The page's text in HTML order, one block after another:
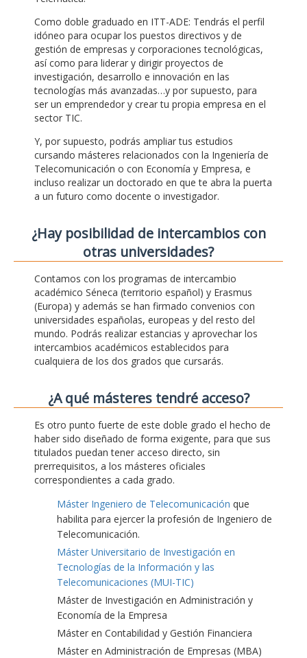
Como doble graduado en ITT-ADE: Tendrás el perfil
idóneo para ocupar los puestos directivos y de
gestión de empresas y corporaciones tecnológicas,
así como para liderar y dirigir proyectos de
investigación, desarrollo e innovación en las
tecnologías más avanzadas…y por supuesto, para
ser un emprendedor y crear tu propia empresa en el
sector TIC.
Y, por supuesto, podrás ampliar tus estudios
cursando másteres relacionados con la Ingeniería de
Telecomunicación o con Economía y Empresa, e
incluso realizar un doctorado en que te abra la puerta
a un futuro como docente o investigador.
¿Hay posibilidad de intercambios con
otras universidades?
Contamos con los programas de intercambio
académico Séneca (territorio español) y Erasmus
(Europa) y además se han firmado convenios con
universidades españolas, europeas y del resto del
mundo. Podrás realizar estancias y aprovechar los
intercambios académicos establecidos para
cualquiera de los dos grados que cursarás.
¿A qué másteres tendré acceso?
Es otro punto fuerte de este doble grado el hecho de
haber sido diseñado de forma exigente, para que sus
titulados puedan tener acceso directo, sin
prerrequisitos, a los másteres oficiales
correspondientes a cada grado.
Máster Ingeniero de Telecomunicación que
habilita para ejercer la profesión de Ingeniero de
Telecomunicación.
Máster Universitario de Investigación en
Tecnologías de la Información y las
Telecomunicaciones (MUI-TIC)
Máster de Investigación en Administración y
Economía de la Empresa
Máster en Contabilidad y Gestión Financiera
Máster en Administración de Empresas (MBA)